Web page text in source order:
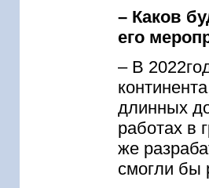
– Каков
его
– В
длинных
работах в
же
смогли бы